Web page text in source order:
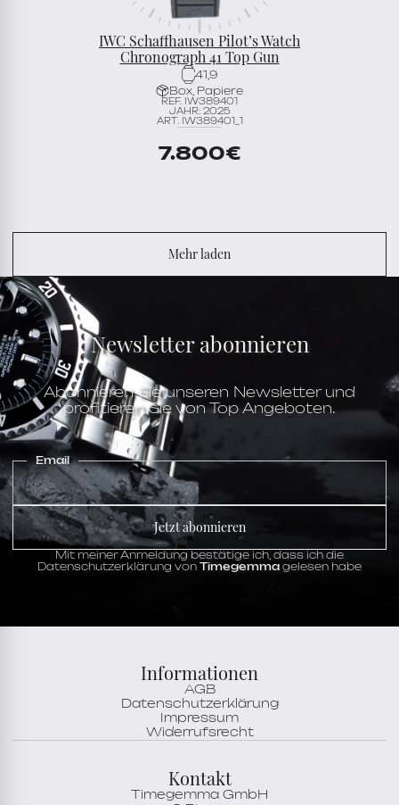
IWC Schaffhausen Pilot’s Watch
Chronograph 41 Top Gun
41,9
Box, Papiere
REF. IW389401
JAHR: 2025
ART. IW389401_1
7.800€
Mehr laden
Newsletter abonnieren
Abonnieren Sie unseren Newsletter und
profitieren Sie von Top Angeboten.
Email
Jetzt abonnieren
Mit meiner Anmeldung bestätige ich, dass ich die
Datenschutzerklärung von Timegemma gelesen habe
Informationen
AGB
Datenschutzerklärung
Impressum
Widerrufsrecht
Kontakt
Timegemma GmbH